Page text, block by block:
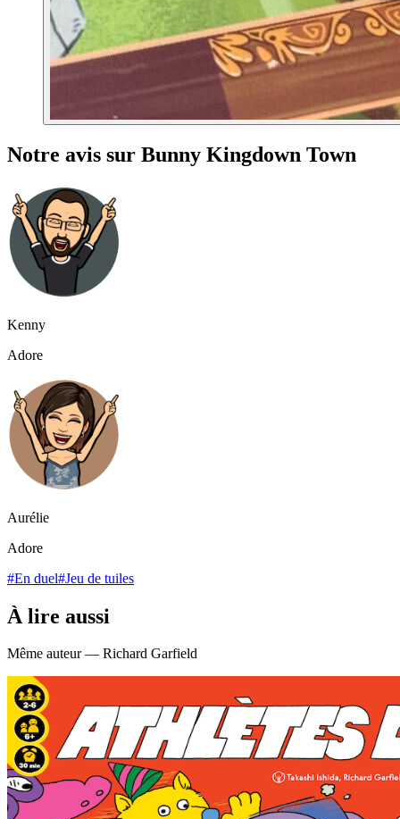
Notre avis sur Bunny Kingdown Town
Kenny
Adore
Aurélie
Adore
#En duel#Jeu de tuiles
À lire aussi
Même auteur — Richard Garfield